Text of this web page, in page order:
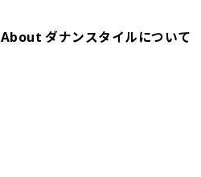
Aboutダナンスタイルについて